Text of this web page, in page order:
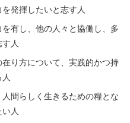
発揮したいと志す人
有し、他の人々と協働し、多
人
り方について、実践的かつ持
間らしく生きるための糧とな
人